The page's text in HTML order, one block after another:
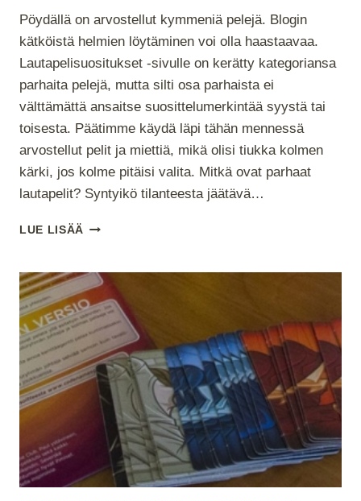
Pöydällä on arvostellut kymmeniä pelejä. Blogin
kätköistä helmien löytäminen voi olla haastaavaa.
Lautapelisuositukset -sivulle on kerätty kategoriansa
parhaita pelejä, mutta silti osa parhaista ei
välttämättä ansaitse suosittelumerkintää syystä tai
toisesta. Päätimme käydä läpi tähän mennessä
arvostellut pelit ja miettiä, mikä olisi tiukka kolmen
kärki, jos kolme pitäisi valita. Mitkä ovat parhaat
lautapelit? Syntyikö tilanteesta jäätävä…
LUE LISÄÄ PARHAAT
BLOGISTA
2015-
2016